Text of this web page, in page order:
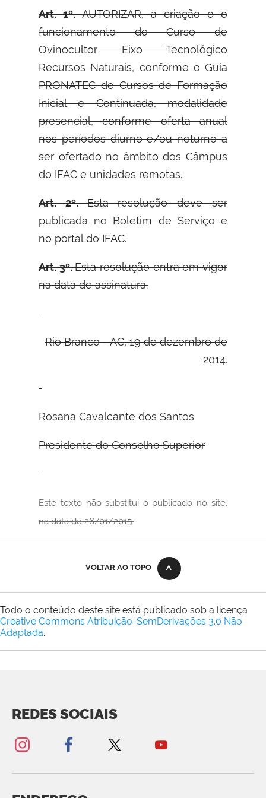
Art. 1º.AUTORIZAR, a criação e o
funcionamento do Curso de
Ovinocultor Eixo Tecnológico
Recursos Naturais, conforme o Guia
PRONATEC de Cursos de Formação
Inicial e Continuada, modalidade
presencial, conforme oferta anual
nos períodos diurno e/ou noturno a
ser ofertado no âmbito dos Câmpus
do IFAC e unidades remotas.
Art. 2º.Esta resolução deve ser
publicada no Boletim de Serviço e
no portal do IFAC.
Art. 3º.Esta resolução entra em vigor
na data de assinatura.
Rio Branco - AC, 19 de dezembro de
2014.
Rosana Cavalcante dos Santos
Presidente do Conselho Superior
Este texto não substitui o publicado no site,
na data de 26/01/2015.
VOLTAR AO TOPO
Todo o conteúdo deste site está publicado sob a licença
Creative Commons Atribuição-SemDerivações 3.0 Não
Adaptada.
REDES SOCIAIS